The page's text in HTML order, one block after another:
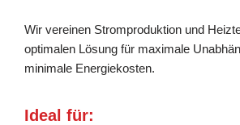
Wir vereinen Stromproduktion und
optimalen Lösung für maximale
minimale Energiekosten.
Ideal für: